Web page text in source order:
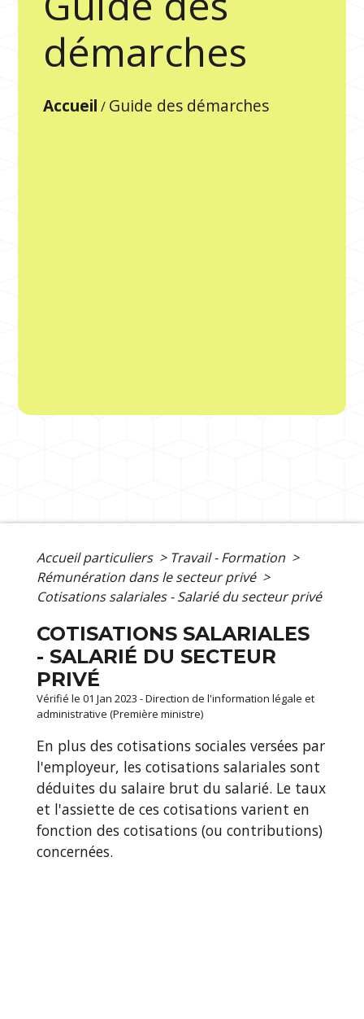
démarches
Accueil / Guide des démarches
Accueil particuliers > Travail - Formation >
Rémunération dans le secteur privé >
Cotisations salariales - Salarié du secteur privé
COTISATIONS SALARIALES
- SALARIÉ DU SECTEUR
PRIVÉ
Vérifié le 01 Jan 2023 - Direction de l'information légale et
administrative (Première ministre)
En plus des cotisations sociales versées par
l'employeur, les cotisations salariales sont
déduites du salaire brut du salarié. Le taux
et l'assiette de ces cotisations varient en
fonction des cotisations (ou contributions)
concernées.